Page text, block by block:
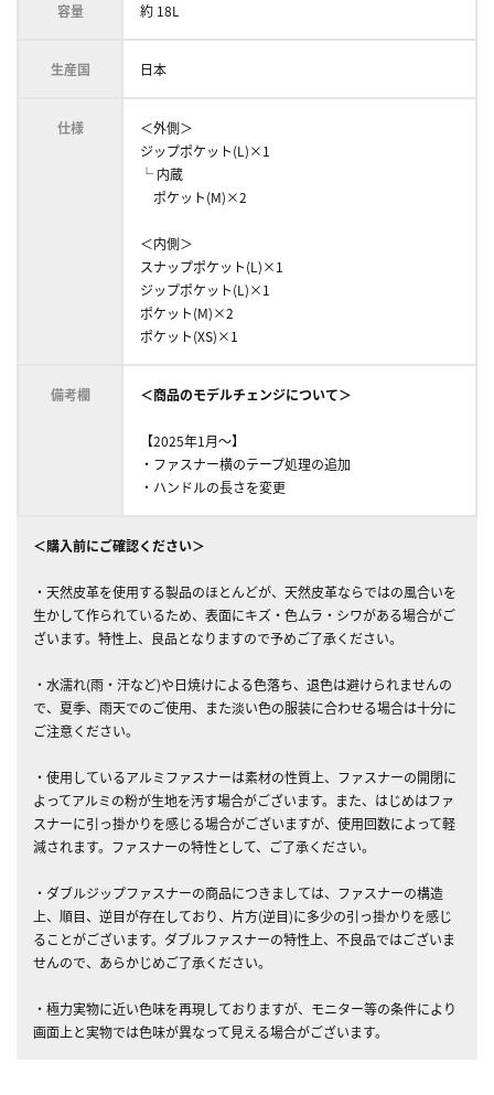
容量 約 18L
生産国 日本
仕様
＜外側＞
ジップポケット(L)×1
└ 内蔵
ポケット(M)×2
＜内側＞
スナップポケット(L)×1
ジップポケット(L)×1
ポケット(M)×2
ポケット(XS)×1
備考欄 ＜商品のモデルチェンジについて＞
【2025年1月～】
・ファスナー横のテープ処理の追加
・ハンドルの長さを変更
＜購入前にご確認ください＞
・天然皮革を使用する製品のほとんどが、天然皮革ならではの風合いを
生かして作られているため、表面にキズ・色ムラ・シワがある場合がご
ざいます。特性上、良品となりますので予めご了承ください。
・水濡れ(雨・汗など)や日焼けによる色落ち、退色は避けられませんの
で、夏季、雨天でのご使用、また淡い色の服装に合わせる場合は十分に
ご注意ください。
・使用しているアルミファスナーは素材の性質上、ファスナーの開閉に
よってアルミの粉が生地を汚す場合がございます。また、はじめはファ
スナーに引っ掛かりを感じる場合がございますが、使用回数によって軽
減されます。ファスナーの特性として、ご了承ください。
・ダブルジップファスナーの商品につきましては、ファスナーの構造
上、順目、逆目が存在しており、片方(逆目)に多少の引っ掛かりを感じ
ることがございます。ダブルファスナーの特性上、不良品ではございま
せんので、あらかじめご了承ください。
・極力実物に近い色味を再現しておりますが、モニター等の条件により
画面上と実物では色味が異なって見える場合がございます。